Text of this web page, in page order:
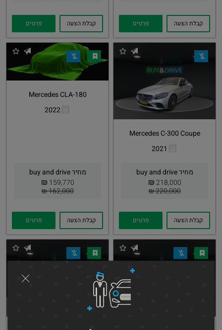
קבלת הצעה פרטים קבלת הצעה פרטים
Mercedes C-300 Coupe
2021
מחיר buy and drive
218,000
₪
220,000 ₪
Whatsapp
קבלת הצעה פרטים
Mercedes CLA-180
2022
מחיר buy and drive
159,770
₪
162,000 ₪
Whatsapp
קבלת הצעה פרטים